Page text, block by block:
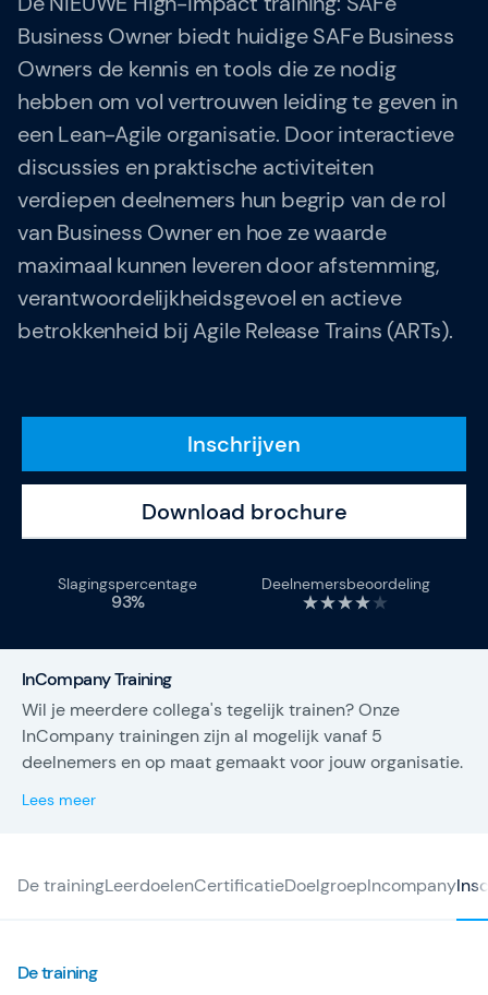
Gladwell Academy
Team
Gladwell Academy ondersteunt ambitieuze
AI-trainingen. Met kennis, begeleiding en concrete
next steps helpen we teams elke dag beter worden
Over SAFe 6.0 (nieuw)
Contact
Vacatures
Valuta: EUR (€)
Taal veranderen
Business Owner biedt huidige SAFe Business
Owners de kennis en tools die ze nodig
hebben om vol vertrouwen leiding te geven in
een Lean-Agile organisatie. Door interactieve
discussies en praktische activiteiten
verdiepen deelnemers hun begrip van de rol
van Business Owner en hoe ze waarde
maximaal kunnen leveren door afstemming,
verantwoordelijkheidsgevoel en actieve
betrokkenheid bij Agile Release Trains (ARTs).
Inschrijven
Download brochure
Slagingspercentage
93%
Deelnemersbeoordeling
InCompany Training
Wil je meerdere collega's tegelijk trainen? Onze
InCompany trainingen zijn al mogelijk vanaf 5
deelnemers en op maat gemaakt voor jouw organisatie.
Lees meer
De trainingLeerdoelenCertificatieDoelgroepIncompany
De training